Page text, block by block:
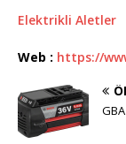
Elektrikli Aletler
Web : https://